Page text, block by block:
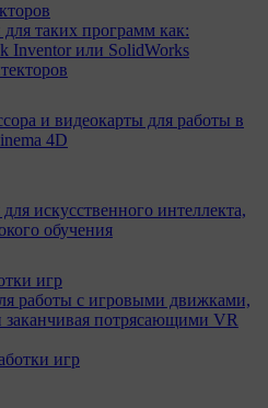
таких программ как:
Inventor или SolidWorks
и видеокарты для работы в
4D
искусственного интеллекта,
обучения
игр
работы с игровыми движками,
потрясающими VR